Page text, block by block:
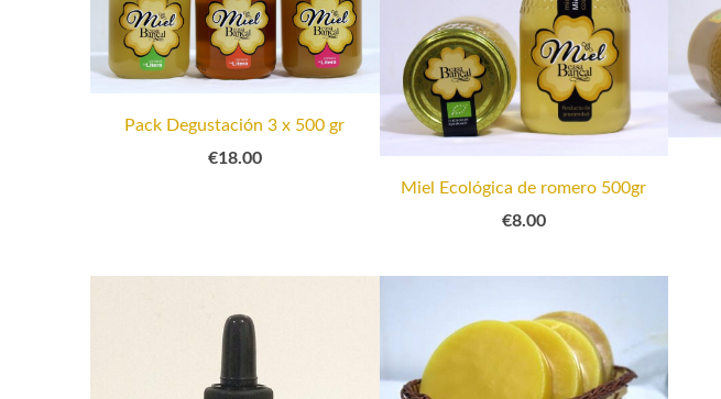
Pack Degustación 3 x 500 gr
€18.00
Miel Ecológica de romero 500gr
€8.00